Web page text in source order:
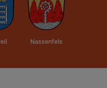
Nassenfels